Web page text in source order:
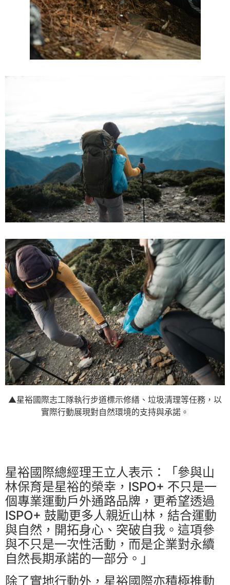
▲星裕國際志工隊執行步道標示修繕、垃圾清理等任務，以
實際行動展現對自然環境的支持與承諾。
星裕國際總經理王立人表示：「參與山
林保育是星裕的榮幸，ISPO+ 不只是一
個專業運動戶外通路品牌，更希望透過
ISPO+ 鼓勵更多人親近山林，結合運動
與自然，開拓身心、突破自我。這項參
與不只是一次性活動，而是企業對永續
自然長期承諾的一部分。」
除了實地行動外，星裕國際亦積極推動